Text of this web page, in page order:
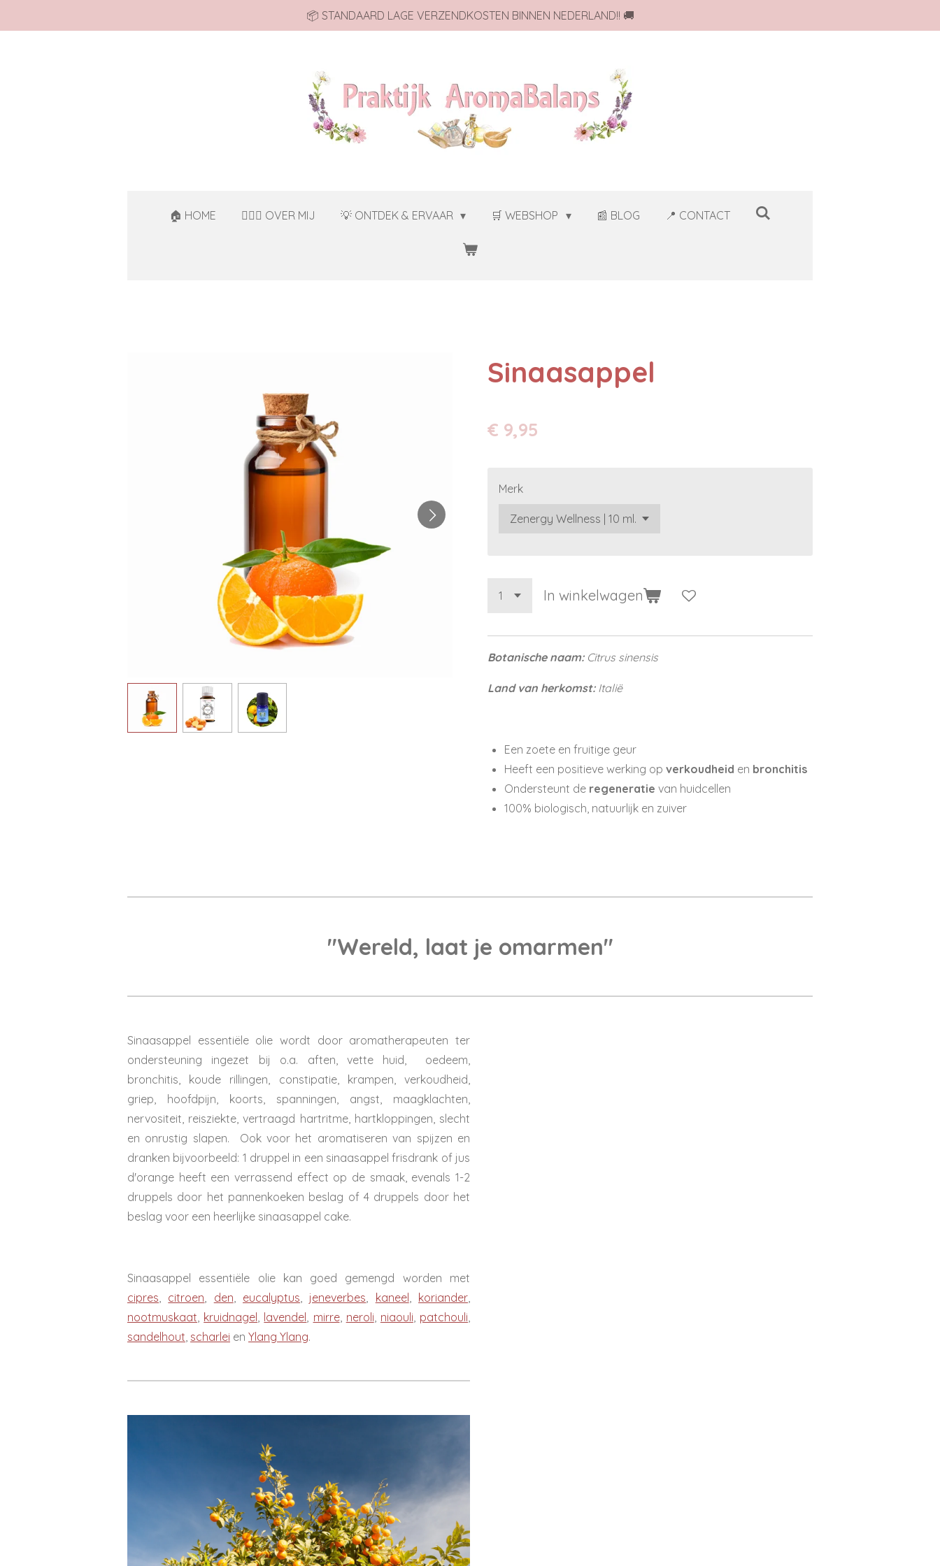
📦 STANDAARD LAGE VERZENDKOSTEN BINNEN NEDERLAND!! 🚚
🏠 HOME 🙋🏻‍♀️ OVER MIJ 💡 ONTDEK & ERVAAR 🛒 WEBSHOP 📰 BLOG 📍 CONTACT
Sinaasappel
€ 9,95
Merk
In winkelwagen
Botanische naam: Citrus sinensis
Land van herkomst: Italië
Een zoete en fruitige geur
Heeft een positieve werking op verkoudheid en bronchitis
Ondersteunt de regeneratie van huidcellen
100% biologisch, natuurlijk en zuiver
"Wereld, laat je omarmen"
Sinaasappel essentiële olie wordt door aromatherapeuten ter
ondersteuning ingezet bij o.a. aften, vette huid, oedeem,
bronchitis, koude rillingen, constipatie, krampen, verkoudheid,
griep, hoofdpijn, koorts, spanningen, angst, maagklachten,
nervositeit, reisziekte, vertraagd hartritme, hartkloppingen, slecht
en onrustig slapen. Ook voor het aromatiseren van spijzen en
dranken bijvoorbeeld: 1 druppel in een sinaasappel frisdrank of jus
d'orange heeft een verrassend effect op de smaak, evenals 1-2
druppels door het pannenkoeken beslag of 4 druppels door het
beslag voor een heerlijke sinaasappel cake.
Sinaasappel essentiële olie kan goed gemengd worden met
cipres
citroen den eucalyptus jeneverbes kaneel koriander
nootmuskaat kruidnagel lavendel mirre, neroli niaouli patchouli
sandelhout scharlei en Ylang Ylang.